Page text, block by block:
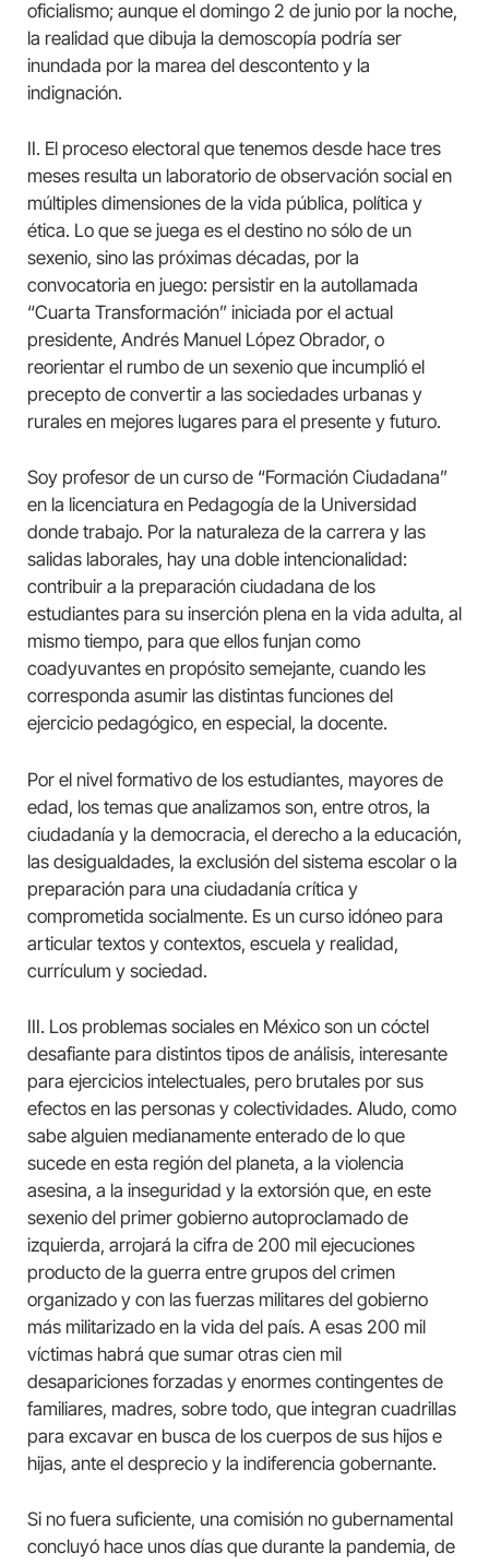
oficialismo; aunque el domingo 2 de junio por la noche,
la realidad que dibuja la demoscopía podría ser
inundada por la marea del descontento y la
indignación.
II. El proceso electoral que tenemos desde hace tres
meses resulta un laboratorio de observación social en
múltiples dimensiones de la vida pública, política y
ética. Lo que se juega es el destino no sólo de un
sexenio, sino las próximas décadas, por la
convocatoria en juego: persistir en la autollamada
“Cuarta Transformación” iniciada por el actual
presidente, Andrés Manuel López Obrador, o
reorientar el rumbo de un sexenio que incumplió el
precepto de convertir a las sociedades urbanas y
rurales en mejores lugares para el presente y futuro.
Soy profesor de un curso de “Formación Ciudadana”
en la licenciatura en Pedagogía de la Universidad
donde trabajo. Por la naturaleza de la carrera y las
salidas laborales, hay una doble intencionalidad:
contribuir a la preparación ciudadana de los
estudiantes para su inserción plena en la vida adulta, al
mismo tiempo, para que ellos funjan como
coadyuvantes en propósito semejante, cuando les
corresponda asumir las distintas funciones del
ejercicio pedagógico, en especial, la docente.
Por el nivel formativo de los estudiantes, mayores de
edad, los temas que analizamos son, entre otros, la
ciudadanía y la democracia, el derecho a la educación,
las desigualdades, la exclusión del sistema escolar o la
preparación para una ciudadanía crítica y
comprometida socialmente. Es un curso idóneo para
articular textos y contextos, escuela y realidad,
currículum y sociedad.
III. Los problemas sociales en México son un cóctel
desafiante para distintos tipos de análisis, interesante
para ejercicios intelectuales, pero brutales por sus
efectos en las personas y colectividades. Aludo, como
sabe alguien medianamente enterado de lo que
sucede en esta región del planeta, a la violencia
asesina, a la inseguridad y la extorsión que, en este
sexenio del primer gobierno autoproclamado de
izquierda, arrojará la cifra de 200 mil ejecuciones
producto de la guerra entre grupos del crimen
organizado y con las fuerzas militares del gobierno
más militarizado en la vida del país. A esas 200 mil
víctimas habrá que sumar otras cien mil
desapariciones forzadas y enormes contingentes de
familiares, madres, sobre todo, que integran cuadrillas
para excavar en busca de los cuerpos de sus hijos e
hijas, ante el desprecio y la indiferencia gobernante.
Si no fuera suficiente, una comisión no gubernamental
concluyó hace unos días que durante la pandemia, de